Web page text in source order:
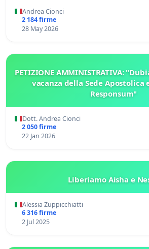
Andrea Cionci
2 184 firme
28 May 2026
PETIZIONE AMMINISTRATIVA:
vacanza della Sede Apostolica
Responsum"
Dott. Andrea Cionci
2 050 firme
22 Jan 2026
Liberiamo Aisha e
Alessia Zuppicchiatti
6 316 firme
2 Jul 2025